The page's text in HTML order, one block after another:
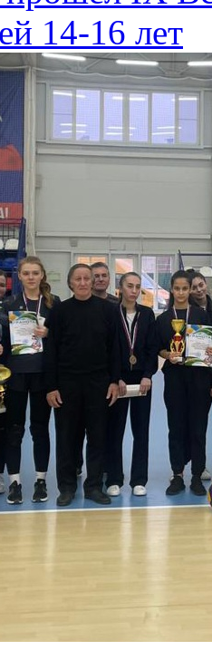
14-16 лет